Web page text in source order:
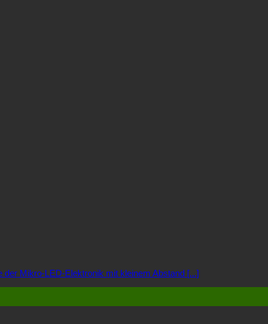
Mikro-LED-Elektronik mit kleinem Abstand [...]